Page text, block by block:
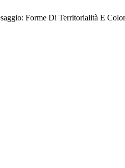
Forme Di Territorialità E